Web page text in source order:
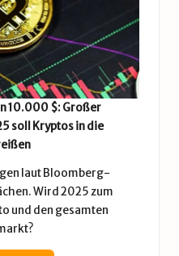
10.000 $: Großer
soll Kryptos in die
laut Bloomberg-
Wird 2025 zum
und den gesamten